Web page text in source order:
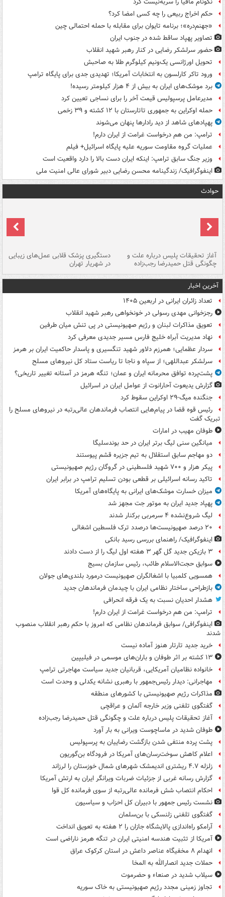
حکم اخراج ربیعی را چه کسی امضا کرد؟
«جهنم‌دره»؛ برنامه تایوان برای مقابله با حمله احتمالی چین
تصاویر پهپاد ساقط شده در جنوب ایران
حضور سرلشکر رضایی در کنار رهبر شهید انقلاب
تحویل اورژانسی یک‌ونیم کیلوگرم طلا به صاحبش
ورود تاکر کارلسون به انتخابات آمریکا؛ تهدیدی جدی برای پایگاه ترامپ
برد موشک‌های ایران به بیش از ۴ هزار کیلومتر رسیده!
مدیرعامل پرسپولیس قیمت آخر را برای نساجی تعیین کرد
حمله اوکراین به جمهوری تاتارستان با ۱۲ کشته و ۳۹ زخمی
پهپادهای شاهد از دید رادارها پنهان می‌شوند
ترامپ: من هم درخواست غرامت از ایران دارم!
عملیات گروه مقاومت سوریه علیه پایگاه اسرائیل+ فیلم
وزیر جنگ سابق ترامپ: اینکه ایران دست بالا را دارد واقعیت است
اینفوگرافیک/ زندگینامه محسن رضایی دبیر شورای عالی امنیت‌ ملی
حوادث
آغاز تحقیقات پلیس درباره علت و
چگونگی قتل حمیدرضا رجب‌زاده
دستگیری پزشک قلابی عمل‌های زیبایی
در شهریار تهران
آخرین اخبار
تعداد زائران ایرانی در اربعین ۱۴۰۵
رجزخوانی مهدی رسولی در خونخواهی رهبر شهید انقلاب
تعویق مذاکرات لبنان و رژیم صهیونیستی در پی تنش میان طرفین
نهاد مدیریت آبراه خلیج فارس مسیر جدیدی معرفی کرد
سردار عظمایی؛ همرزم دلاور شهید تنگسیری و پاسدار حاکمیت ایران بر هرمز
سرلشکر عبداللهی؛ از سپاه و ناجا تا ریاست ستاد کل نیروهای مسلح
پشت‌پرده توافق محرمانه ایران و عمان؛ تنگه هرمز در آستانه تغییر تاریخی؟
گزارش یدیعوت آحارانوت از عوامل ایران در اسرائیل
جنگنده میگ-۲۹ اوکراین سقوط کرد
رئیس قوه قضا در پیام‌هایی انتصاب‌ فرماندهان عالی‌رتبه در نیروهای مسلح را
تبریک گفت
طوفان مهیب در امارات
میانگین سنی لیگ برتر ایران در حد بوندسلیگا
دو مهاجم سابق استقلال به تیم جزیره قشم پیوستند
پیکر هزار و ۷۰۰ شهید فلسطینی در گروگان رژیم صهیونیستی
تاکید رسانه اسرائیلی بر قطعی بودن تسلیم ترامپ در برابر ایران
میزان خسارت موشک‌های ایرانی به پایگاه‌های آمریکا
پهپاد جدید ایران به موتور جت مجهز شد
لیگ شروع‌نشده ۴ سرمربی برکنار شدند
۲۰ درصد صهیونیست‌ها درصدد ترک فلسطین اشغالی
اینفوگرافیک/ راهنمای بررسی رسید بانکی
۳ بازیکن جدید گل گهر ۳ هفته اول لیگ را از دست دادند
سوابق حجت‌الاسلام طائب، رئیس سازمان بسیج
همسویی کلمبیا با اشغالگران صهیونیست درمورد بلندی‌های جولان
بازطراحی ساختار نظامی ایران با چیدمان فرماندهان جدید
هشدار احدیان نسبت به یک فرقه انحرافی
ترامپ: من هم درخواست غرامت از ایران دارم!
اینفوگرافی/ سوابق فرماندهان نظامی که امروز با حکم رهبر انقلاب منصوب
شدند
خرید جدید تارتار هنوز آماده نیست
۱۳ کشته بر اثر طوفان و باران‌های موسمی در فیلیپین
خانواده نظامیان آمریکایی، قربانیان جدید سیاست مهاجرتی ترامپ
مهاجرانی: دیدار رئیس‌جمهور با رهبری نشانه یکدلی و وحدت است
مذاکرات رژیم صهیونیستی با کشورهای منطقه
گفتگوی تلفنی وزیر خارجه آلمان و عراقچی
آغاز تحقیقات پلیس درباره علت و چگونگی قتل حمیدرضا رجب‌زاده
طوفان شدید در ماساچوست ویرانی به بار آورد
پشت پرده منتفی شدن بازگشت رضاییان به پرسپولیس
اعلام کاهش سوخت‌رسان‌های آمریکا در فرودگاه بن‌گوریون
زلزله ۴.۷ ریشتری اندیمشک شهرهای شمال خوزستان را لرزاند
گزارش رسانه غربی از جزئیات ضربات ویرانگر ایران به ارتش آمریکا
احکام انتصاب شش فرمانده عالی‌رتبه از سوی فرمانده کل قوا
نشست رئیس جمهور با دبیران کل احزاب و سیاسیون
گفتگوی تلفنی زلنسکی با بن‌سلمان
آرامکو راه‌اندازی پالایشگاه جازان را ۲ هفته به تعویق انداخت
آمریکا از تثبیت هندسه امنیتی ایران در تنگه هرمز ناراضی است
انهدام ۸ مخفیگاه عناصر داعش در استان کرکوک عراق
حملات جدید انصارالله به المخا
سیلاب شدید در صنعاء و حضرموت
تجاوز زمینی مجدد رژیم صهیونیستی به خاک سوریه